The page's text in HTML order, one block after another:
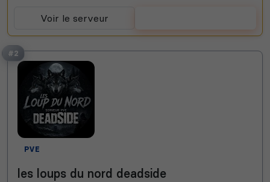
Voir le serveur
#2
PVE
les loups du nord deadside